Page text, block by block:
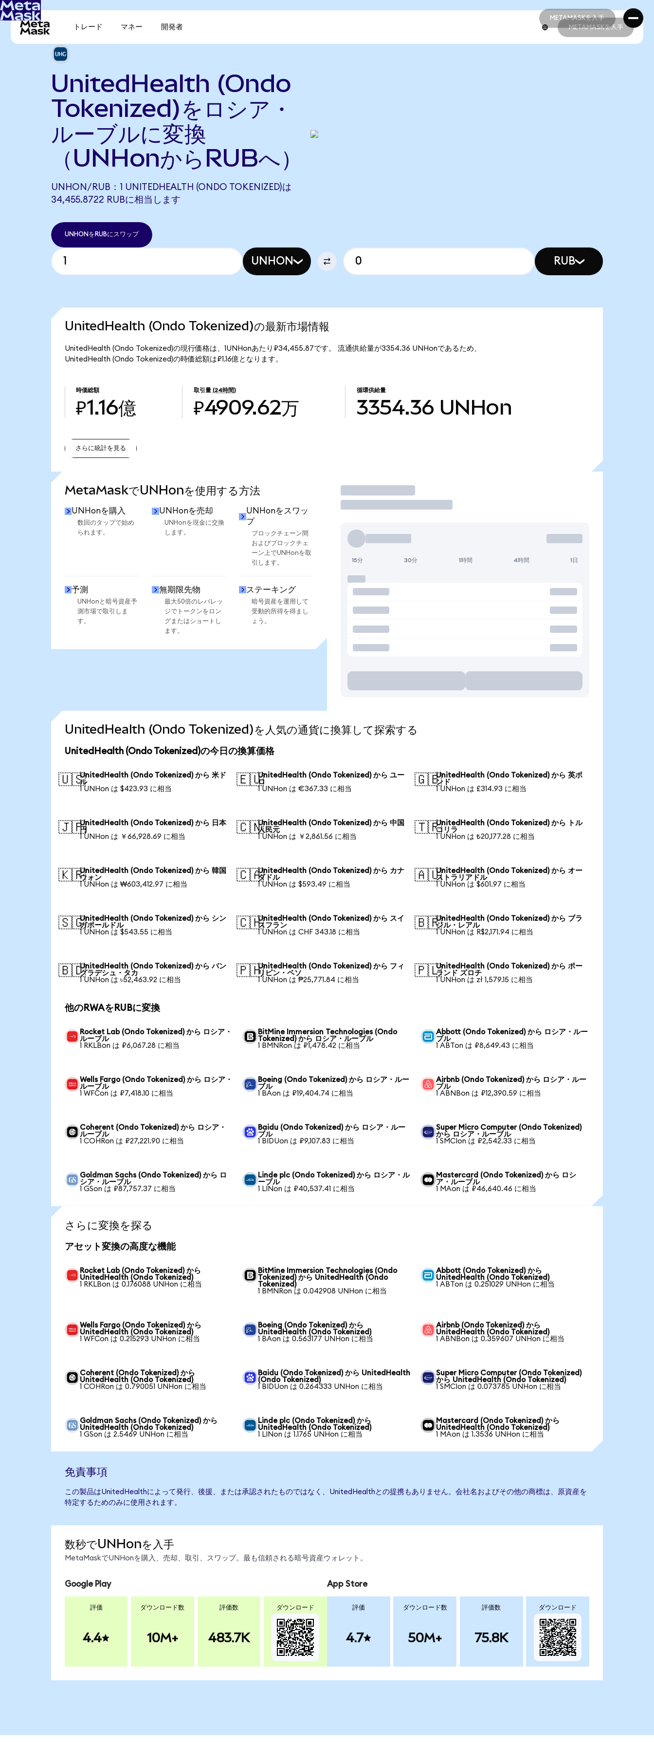
METAMASKを入手
METAMASKを入手
トレード マネー 開発者 METAMASKを入手
UnitedHealth (Ondo
Tokenized)をロシア・
ルーブルに変換
（UNHonからRUBへ）
UNHON/RUB：1 UNITEDHEALTH (ONDO TOKENIZED)は
34,455.8722 RUBに相当します
UNHONをRUBにスワップ
UNHON RUB
UnitedHealth (Ondo Tokenized)の最新市場情報
UnitedHealth (Ondo Tokenized)の現行価格は、1UNHonあたり₽34,455.87です。 流通供給量が3354.36 UNHonであるため、
UnitedHealth (Ondo Tokenized)の時価総額は₽1.16億となります。
時価総額
₽1.16億
取引量 (24時間)
₽4909.62万
循環供給量
3354.36 UNHon
さらに統計を見る
MetaMaskでUNHonを使用する方法
UNHonを購入
数回のタップで始め
られます。
UNHonを売却
UNHonを現金に交換
します。
UNHonをスワッ
プ
ブロックチェーン間
およびブロックチェ
ーン上でUNHonを取
引します。
予測
UNHonと暗号資産予
測市場で取引しま
す。
無期限先物
最大50倍のレバレッ
ジでトークンをロン
グまたはショートし
ます。
ステーキング
暗号資産を運用して
受動的所得を得まし
ょう。
取引
15分 30分 1時間 4時間 1日
UnitedHealth (Ondo Tokenized)を人気の通貨に換算して探索する
UnitedHealth (Ondo Tokenized)の今日の換算価格
🇺🇸UnitedHealth (Ondo Tokenized) から 米ド
ル
1 UNHon は $423.93 に相当
🇪🇺UnitedHealth (Ondo Tokenized) から ユー
ロ
1 UNHon は €367.33 に相当
🇬🇧UnitedHealth (Ondo Tokenized) から 英ポ
ンド
1 UNHon は £314.93 に相当
🇯🇵UnitedHealth (Ondo Tokenized) から 日本
円
1 UNHon は ￥66,928.69 に相当
🇨🇳UnitedHealth (Ondo Tokenized) から 中国
人民元
1 UNHon は ￥2,861.56 に相当
🇹🇷UnitedHealth (Ondo Tokenized) から トル
コリラ
1 UNHon は ₺20,177.28 に相当
🇰🇷UnitedHealth (Ondo Tokenized) から 韓国
ウォン
1 UNHon は ₩603,412.97 に相当
🇨🇦UnitedHealth (Ondo Tokenized) から カナ
ダドル
1 UNHon は $593.49 に相当
🇦🇺UnitedHealth (Ondo Tokenized) から オー
ストラリアドル
1 UNHon は $601.97 に相当
🇸🇬UnitedHealth (Ondo Tokenized) から シン
ガポールドル
1 UNHon は $543.55 に相当
🇨🇭UnitedHealth (Ondo Tokenized) から スイ
スフラン
1 UNHon は CHF 343.18 に相当
🇧🇷UnitedHealth (Ondo Tokenized) から ブラ
ジル・レアル
1 UNHon は R$2,171.94 に相当
🇧🇩UnitedHealth (Ondo Tokenized) から バン
グラデシュ・タカ
1 UNHon は ৳52,463.92 に相当
🇵🇭UnitedHealth (Ondo Tokenized) から フィ
リピン・ペソ
1 UNHon は ₱25,771.84 に相当
🇵🇱UnitedHealth (Ondo Tokenized) から ポー
ランド ズロチ
1 UNHon は zł 1,579.15 に相当
他のRWAをRUBに変換
Rocket Lab (Ondo Tokenized) から ロシア・
ルーブル
1 RKLBon は ₽6,067.28 に相当
BitMine Immersion Technologies (Ondo
Tokenized) から ロシア・ルーブル
1 BMNRon は ₽1,478.42 に相当
Abbott (Ondo Tokenized) から ロシア・ルー
ブル
1 ABTon は ₽8,649.43 に相当
Wells Fargo (Ondo Tokenized) から ロシア・
ルーブル
1 WFCon は ₽7,418.10 に相当
Boeing (Ondo Tokenized) から ロシア・ルー
ブル
1 BAon は ₽19,404.74 に相当
Airbnb (Ondo Tokenized) から ロシア・ルー
ブル
1 ABNBon は ₽12,390.59 に相当
Coherent (Ondo Tokenized) から ロシア・
ルーブル
1 COHRon は ₽27,221.90 に相当
Baidu (Ondo Tokenized) から ロシア・ルー
ブル
1 BIDUon は ₽9,107.83 に相当
Super Micro Computer (Ondo Tokenized)
から ロシア・ルーブル
1 SMCIon は ₽2,542.33 に相当
Goldman Sachs (Ondo Tokenized) から ロ
シア・ルーブル
1 GSon は ₽87,757.37 に相当
Linde plc (Ondo Tokenized) から ロシア・ル
ーブル
1 LINon は ₽40,537.41 に相当
Mastercard (Ondo Tokenized) から ロシ
ア・ルーブル
1 MAon は ₽46,640.46 に相当
さらに変換を探る
アセット変換の高度な機能
Rocket Lab (Ondo Tokenized) から
UnitedHealth (Ondo Tokenized)
1 RKLBon は 0.176088 UNHon に相当
BitMine Immersion Technologies (Ondo
Tokenized) から UnitedHealth (Ondo
Tokenized)
1 BMNRon は 0.042908 UNHon に相当
Abbott (Ondo Tokenized) から
UnitedHealth (Ondo Tokenized)
1 ABTon は 0.251029 UNHon に相当
Wells Fargo (Ondo Tokenized) から
UnitedHealth (Ondo Tokenized)
1 WFCon は 0.215293 UNHon に相当
Boeing (Ondo Tokenized) から
UnitedHealth (Ondo Tokenized)
1 BAon は 0.563177 UNHon に相当
Airbnb (Ondo Tokenized) から
UnitedHealth (Ondo Tokenized)
1 ABNBon は 0.359607 UNHon に相当
Coherent (Ondo Tokenized) から
UnitedHealth (Ondo Tokenized)
1 COHRon は 0.790051 UNHon に相当
Baidu (Ondo Tokenized) から UnitedHealth
(Ondo Tokenized)
1 BIDUon は 0.264333 UNHon に相当
Super Micro Computer (Ondo Tokenized)
から UnitedHealth (Ondo Tokenized)
1 SMCIon は 0.073785 UNHon に相当
Goldman Sachs (Ondo Tokenized) から
UnitedHealth (Ondo Tokenized)
1 GSon は 2.5469 UNHon に相当
Linde plc (Ondo Tokenized) から
UnitedHealth (Ondo Tokenized)
1 LINon は 1.1765 UNHon に相当
Mastercard (Ondo Tokenized) から
UnitedHealth (Ondo Tokenized)
1 MAon は 1.3536 UNHon に相当
免責事項
この製品はUnitedHealthによって発行、後援、または承認されたものではなく、UnitedHealthとの提携もありません。会社名およびその他の商標は、原資産を
特定するためのみに使用されます。
数秒でUNHonを入手
MetaMaskでUNHonを購入、売却、取引、スワップ。最も信頼される暗号資産ウォレット。
Google Play
評価
4.4
ダウンロード数
10M+
評価数
483.7K
ダウンロード
App Store
評価
4.7
ダウンロード数
50M+
評価数
75.8K
ダウンロード